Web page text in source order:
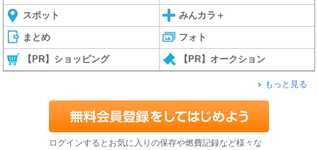
スポット みんカラ＋
まとめ フォト
【PR】ショッピング 【PR】オークション
もっと見る
ログインするとお気に入りの保存や燃費記録など様々な